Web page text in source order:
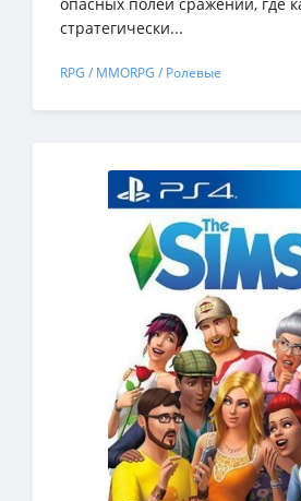
стратегически...
RPG / MMORPG / Ролевые